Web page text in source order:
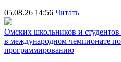
05.08.26 14:56 Читать
Омских школьников и
в международном чемпионате
программированию